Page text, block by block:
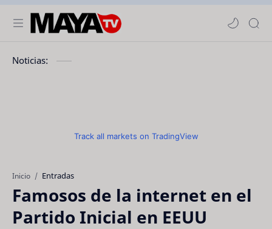
Noticias:
Track all markets on TradingView
Inicio Entradas
Famosos de la internet en el
Partido Inicial en EEUU